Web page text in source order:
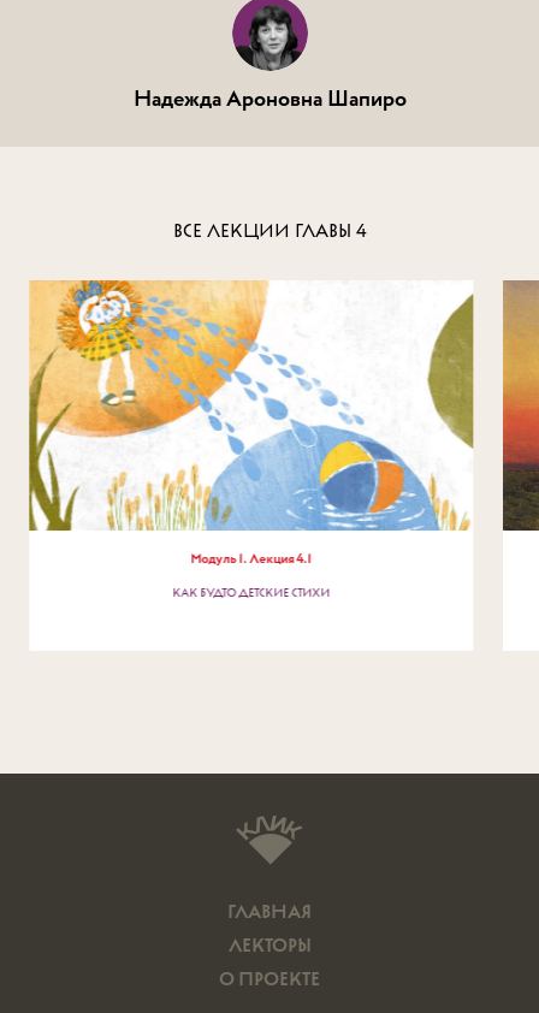
Надежда Ароновна Шапиро
ВСЕ ЛЕКЦИИ ГЛАВЫ 4
Модуль1. Лекция4.1
КАК БУДТО ДЕТСКИЕ СТИХИ
ГЛАВНАЯ
ЛЕКТОРЫ
О ПРОЕКТЕ